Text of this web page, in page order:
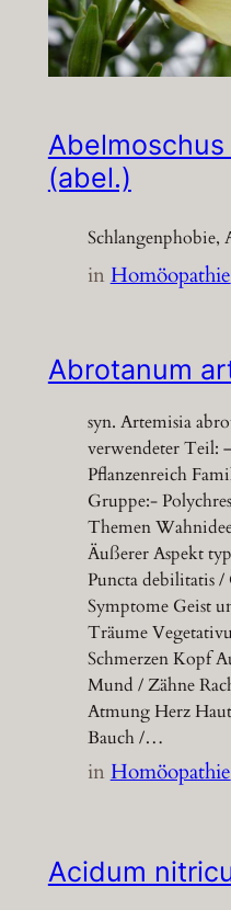
(abel.)
Schlangenphobie,
inHomöopathie
Abrotanum
syn. Artemisia
verwendeter Teil:
Pflanzenreich
Gruppe:-
Themen
Äußerer Aspekt
Puncta debilitatis /
Symptome Geist
Träume
Schmerzen Kopf
Mund / Zähne
Atmung Herz
Bauch /…
inHomöopathie
Acidum